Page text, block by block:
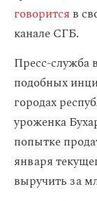
говорится в
канале СГБ.
Пресс-служба
подобных
городах
уроженка
попытке
января
выручить за